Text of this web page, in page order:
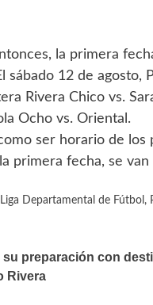
la primera
sábado 12 de agosto,
Rivera Chico vs.
Ocho vs. Oriental.
ser horario de
primera fecha, se
Liga Departamental de Fútbol ,
preparación con
Rivera